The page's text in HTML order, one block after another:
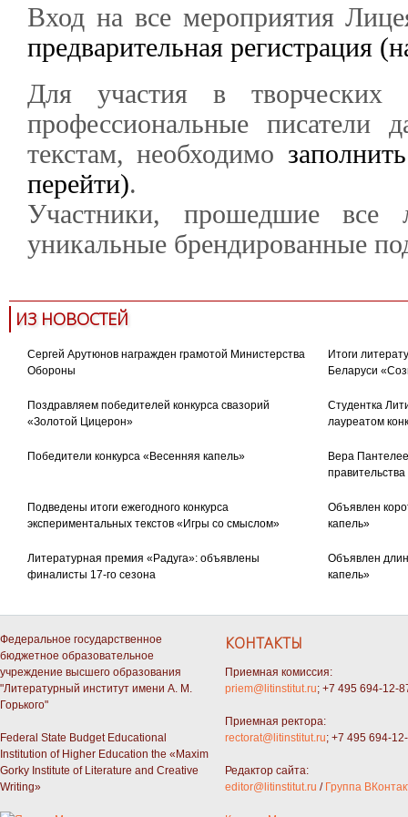
Вход на все мероприятия
предварительная регистрация
Для участия в творческих
профессиональные писатели
текстам, необходимо
перейти).
​​​​​​​Участники, прошедшие все
уникальные брендированные
ИЗ НОВОСТЕЙ
Сергей Арутюнов награжден грамотой Министерства
Обороны
Итоги
Беларуси
Поздравляем победителей конкурса свазорий
«Золотой Цицерон»
Студентка
лауреатом
Победители конкурса «Весенняя капель»
Вера
Подведены итоги ежегодного конкурса
экспериментальных текстов «Игры со смыслом»
Объявлен
капель»
Литературная премия «Радуга»: объявлены
финалисты 17-го сезона
Объявлен
капель»
Федеральное государственное
бюджетное образовательное
учреждение высшего образования
"Литературный институт имени А. М.
Горького"
Federal State Budget Educational
Institution of Higher Education the «Maxim
Gorky Institute of Literature and Creative
Writing»
КОНТАКТЫ
Приемная комиссия:
priem@litinstitut.ru; +7 495 694-12-
Приемная ректора:
rectorat@litinstitut.ru; +7 495 694-
Редактор сайта:
editor@litinstitut.ru / Группа